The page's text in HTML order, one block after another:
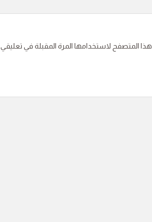
المتصفح لاستخدامها المرة المقبلة في تعليقي.